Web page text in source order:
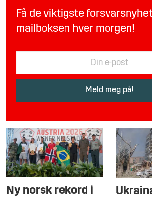
Få de viktigste
mailboksen hver morgen!
Ny norsk rekord i